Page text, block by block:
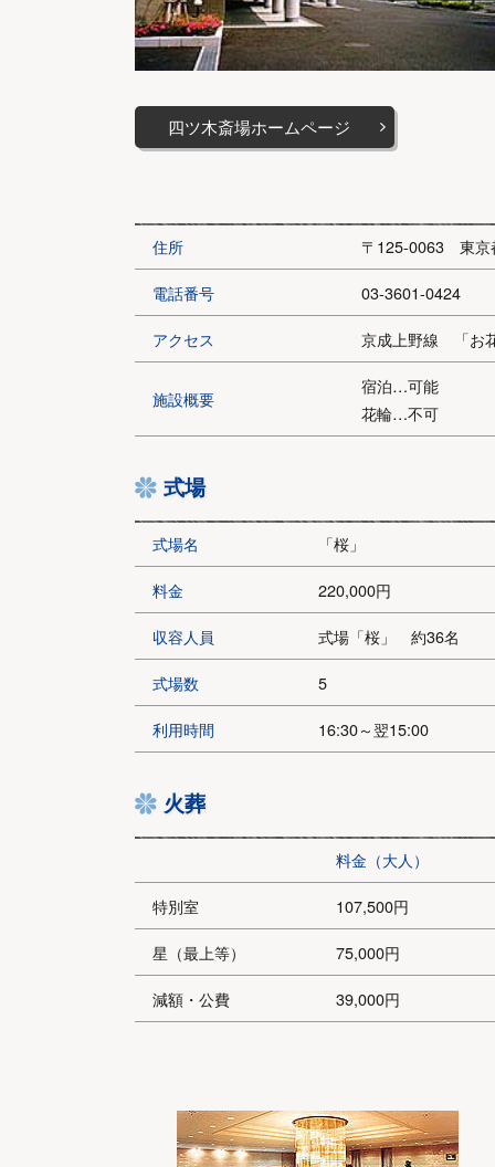
四ツ木斎場ホームページ
住所
〒125-0063 東京
電話番号
03-3601-0424
アクセス
京成上野線 「お
施設概要
宿泊…可能
花輪…不可
式場
式場名
「桜」
料金
220,000円
収容人員
式場「桜」 約36名
式場数
5
利用時間
16:30～翌15:00
火葬
料金（大人）
特別室
107,500円
星（最上等）
75,000円
減額・公費
39,000円